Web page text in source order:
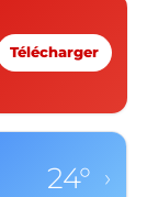
Télécharger
24° ›